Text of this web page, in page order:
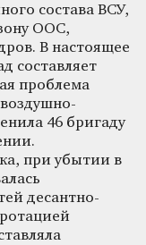
состава ВСУ,
ООС,
В настоящее
составляет
проблема
46 бригаду
при убытии в
десантно-